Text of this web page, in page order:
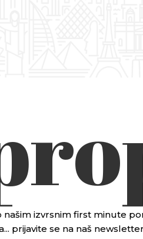
našim izvrsnim first minute
prijavite se na naš